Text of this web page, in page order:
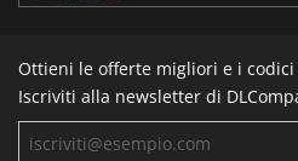
Ottieni le offerte migliori e i
Iscriviti alla newsletter di